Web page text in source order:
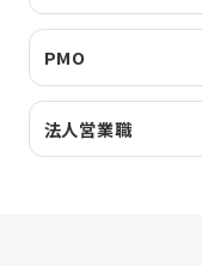
PMO
法人営業職